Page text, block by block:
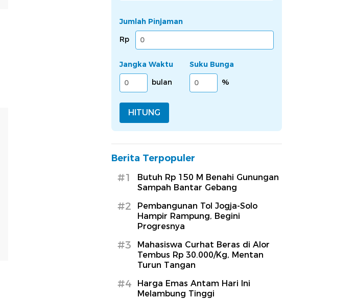
Jumlah Pinjaman
Rp
Jangka Waktu
bulan
Suku Bunga
%
HITUNG
Berita Terpopuler
#1
Butuh Rp 150 M Benahi Gunungan
Sampah Bantar Gebang
#2
Pembangunan Tol Jogja-Solo
Hampir Rampung, Begini
Progresnya
#3
Mahasiswa Curhat Beras di Alor
Tembus Rp 30.000/Kg, Mentan
Turun Tangan
#4
Harga Emas Antam Hari Ini
Melambung Tinggi